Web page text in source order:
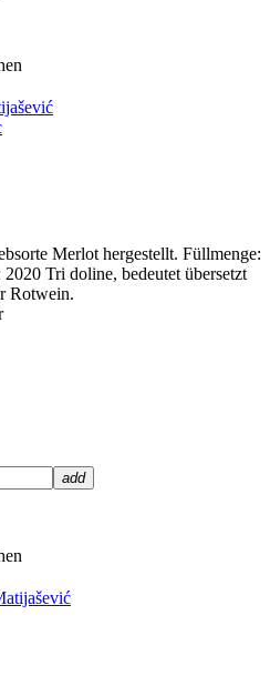
Merlot hergestellt. Füllmenge:
Tri doline, bedeutet übersetzt
Rotwein.
add